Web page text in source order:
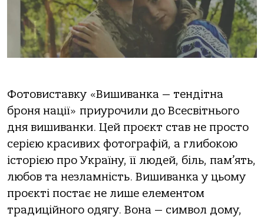
Фотовиставку «Вишиванка — тендітна
броня нації» приурочили до Всесвітнього
дня вишиванки. Цей проєкт став не просто
серією красивих фотографій, а глибокою
історією про Україну, її людей, біль, пам’ять,
любов та незламність. Вишиванка у цьому
проєкті постає не лише елементом
традиційного одягу. Вона — символ дому,